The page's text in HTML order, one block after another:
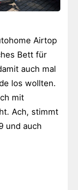
Airtop
Bett für
auch mal
los wollten.
mit
Ach, stimmt
und auch